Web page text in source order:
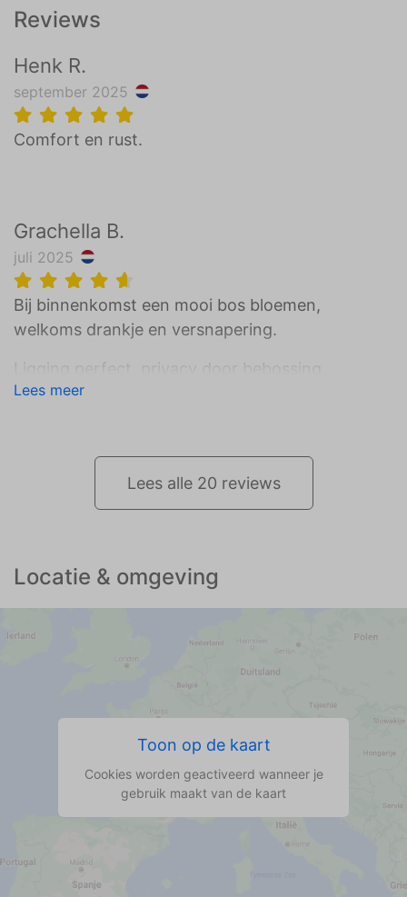
Reviews
Henk R.
september 2025
Comfort en rust.
Grachella B.
juli 2025
Bij binnenkomst een mooi bos bloemen,
welkoms drankje en versnapering.
Ligging perfect, privacy door bebossing.
Lees meer
Lees alle 20 reviews
Locatie & omgeving
Toon op de kaart
Cookies worden geactiveerd wanneer je
gebruik maakt van de kaart